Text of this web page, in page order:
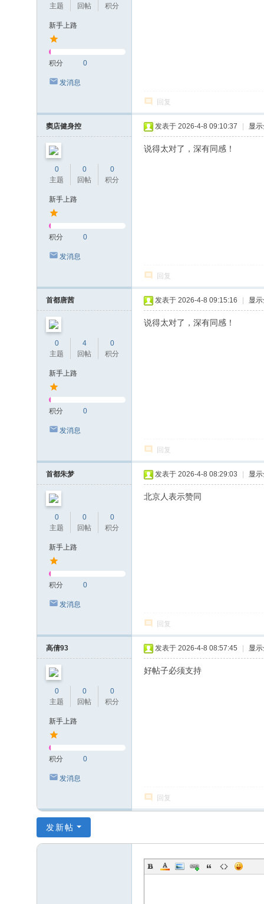
主题
回帖
积分
新手上路
积分 0
发消息
回复
窦店健身控
0
主题
0
回帖
0
积分
新手上路
积分 0
发消息
发表于 2026-4-8 09:10:37 显
说得太对了，深有同感！
回复
首都唐茜
0
主题
4
回帖
0
积分
新手上路
积分 0
发消息
发表于 2026-4-8 09:15:16 显
说得太对了，深有同感！
回复
首都朱梦
0
主题
0
回帖
0
积分
新手上路
积分 0
发消息
发表于 2026-4-8 08:29:03 显
北京人表示赞同
回复
高倩93
0
主题
0
回帖
0
积分
新手上路
积分 0
发消息
发表于 2026-4-8 08:57:45 显
好帖子必须支持
回复
发新帖